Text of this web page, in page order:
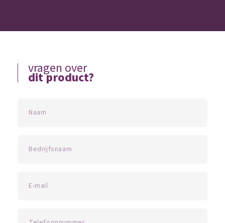
vragen over
dit product?